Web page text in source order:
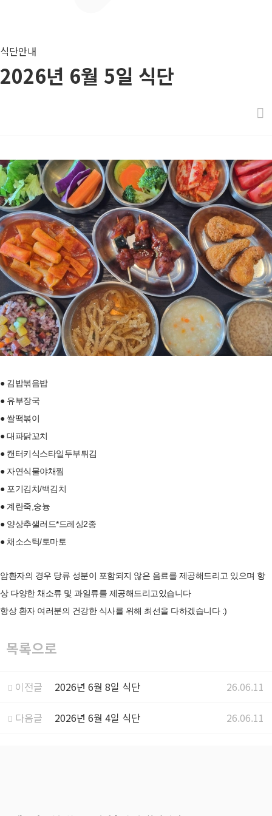
식단안내
2026년 6월 5일 식단
● 김밥볶음밥
● 유부장국
● 쌀떡볶이
● 대파닭꼬치
● 캔터키식스타일두부튀김
● 자연식물야채찜
● 포기김치/백김치
● 계란죽,숭늉
● 양상추샐러드*드레싱2종
● 채소스틱/토마토
암환자의 경우 당류 성분이 포함되지 않은 음료를 제공해드리고 있으며 항
상 다양한 채소류 및 과일류를 제공해드리고있습니다
항상 환자 여러분의 건강한 식사를 위해 최선을 다하겠습니다 :)
목록으로
이전글 2026년 6월 8일 식단 26.06.11
다음글 2026년 6월 4일 식단 26.06.11